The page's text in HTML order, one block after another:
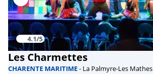
4.1/5
Les Charmettes
CHARENTE MARITIME- La Palmyre-Les Mathes